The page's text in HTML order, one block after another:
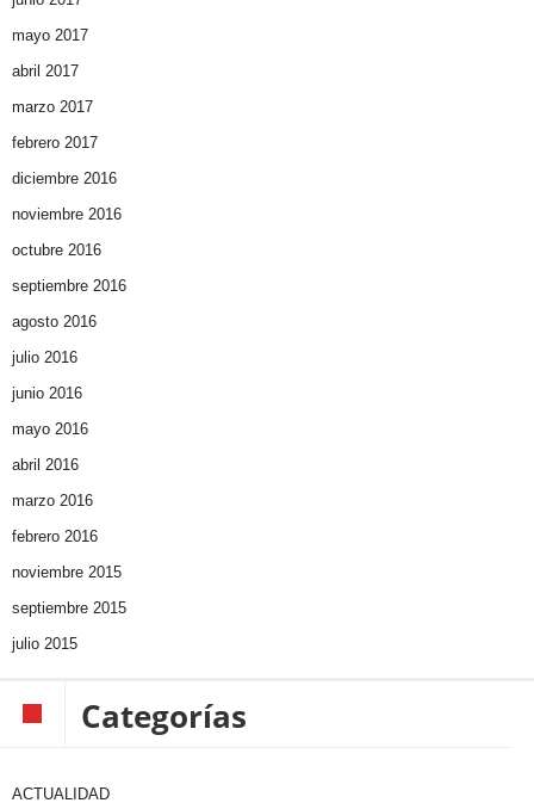
mayo 2017
abril 2017
marzo 2017
febrero 2017
diciembre 2016
noviembre 2016
octubre 2016
septiembre 2016
agosto 2016
julio 2016
junio 2016
mayo 2016
abril 2016
marzo 2016
febrero 2016
noviembre 2015
septiembre 2015
julio 2015
Categorías
ACTUALIDAD